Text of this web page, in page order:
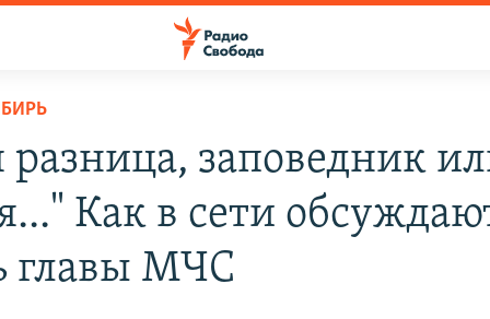
разница, заповедник
Как в сети
главы МЧС